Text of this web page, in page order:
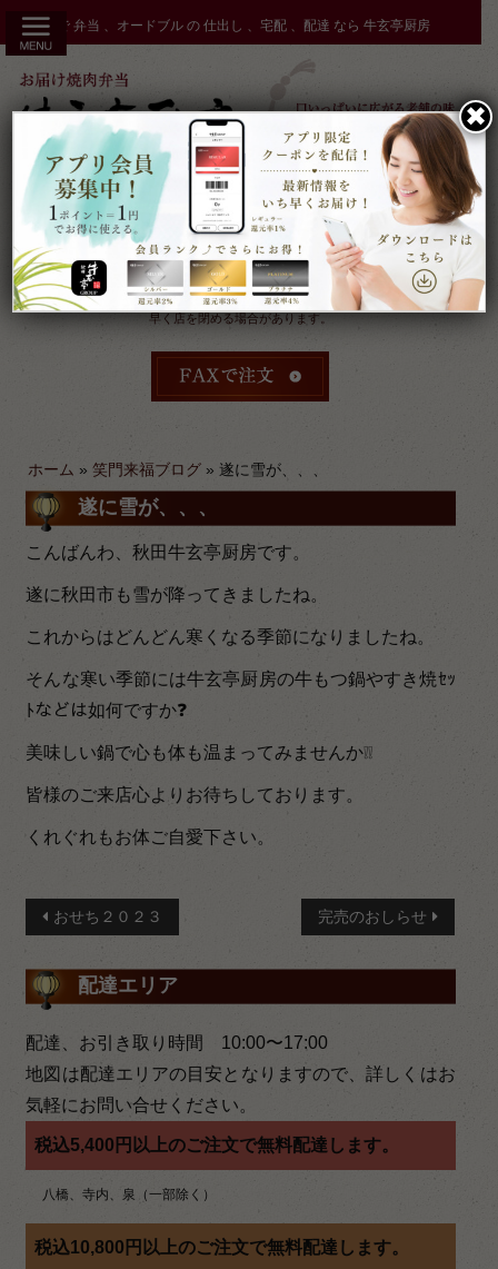
ツ
秋田市 で 弁当 、オードブル の 仕出し 、宅配 、配達 なら 牛玄亭厨房
受付：9時～17時 締切：前日15時まで
定休：元日 その他不定休
ケータリングやその他のご予約により
早く店を閉める場合があります。
ホーム »笑門来福ブログ »遂に雪が、、、
遂に雪が、、、
こんばんわ、秋田牛玄亭厨房です。
遂に秋田市も雪が降ってきましたね。
これからはどんどん寒くなる季節になりましたね。
そんな寒い季節には牛玄亭厨房の牛もつ鍋やすき焼ｾｯ
ﾄなどは如何ですか❓
美味しい鍋で心も体も温まってみませんか❕❕
皆様のご来店心よりお待ちしております。
くれぐれもお体ご自愛下さい。
投
稿
ナ
ビ
ゲ
ー
シ
ョ
ン
おせち２０２３ 完売のおしらせ
配達エリア
配達、お引き取り時間 10:00〜17:00
地図は配達エリアの目安となりますので、詳しくはお
気軽にお問い合せください。
税込5,400円以上のご注文で無料配達します。
八橋、寺内、泉（一部除く）
税込10,800円以上のご注文で無料配達します。
✖︎